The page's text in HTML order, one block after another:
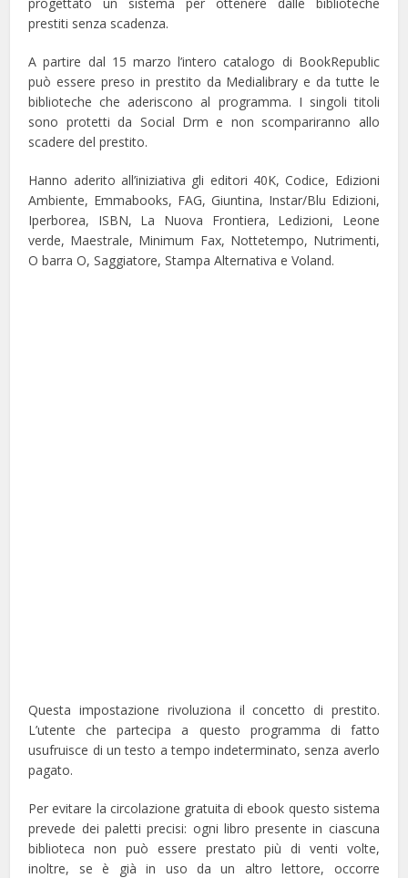
progettato un sistema per ottenere dalle biblioteche
prestiti senza scadenza.
A partire dal 15 marzo l’intero catalogo di BookRepublic
può essere preso in prestito da Medialibrary e da tutte le
biblioteche che aderiscono al programma. I singoli titoli
sono protetti da Social Drm e non scompariranno allo
scadere del prestito.
Hanno aderito all’iniziativa gli editori 40K, Codice, Edizioni
Ambiente, Emmabooks, FAG, Giuntina, Instar/Blu Edizioni,
Iperborea, ISBN, La Nuova Frontiera, Ledizioni, Leone
verde, Maestrale, Minimum Fax, Nottetempo, Nutrimenti,
O barra O, Saggiatore, Stampa Alternativa e Voland.
Questa impostazione rivoluziona il concetto di prestito.
L’utente che partecipa a questo programma di fatto
usufruisce di un testo a tempo indeterminato, senza averlo
pagato.
Per evitare la circolazione gratuita di ebook questo sistema
prevede dei paletti precisi: ogni libro presente in ciascuna
biblioteca non può essere prestato più di venti volte,
inoltre, se è già in uso da un altro lettore, occorre